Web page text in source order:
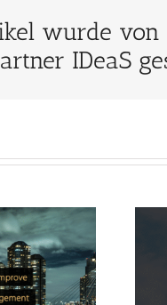
wurde von
IDeaS